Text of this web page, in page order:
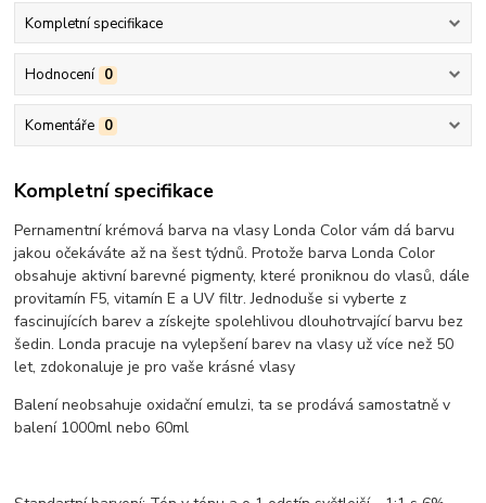
Kompletní specifikace
Hodnocení 0
Komentáře 0
Kompletní specifikace
Pernamentní krémová barva na vlasy Londa Color vám dá barvu
jakou očekáváte až na šest týdnů. Protože barva Londa Color
obsahuje aktivní barevné pigmenty, které proniknou do vlasů, dále
provitamín F5, vitamín E a UV filtr. Jednoduše si vyberte z
fascinujících barev a získejte spolehlivou dlouhotrvající barvu bez
šedin. Londa pracuje na vylepšení barev na vlasy už více než 50
let, zdokonaluje je pro vaše krásné vlasy
Balení neobsahuje oxidační emulzi, ta se prodává samostatně v
balení 1000ml nebo 60ml